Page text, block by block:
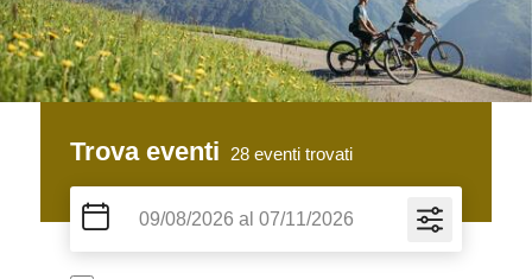
Trova eventi 28 eventi trovati